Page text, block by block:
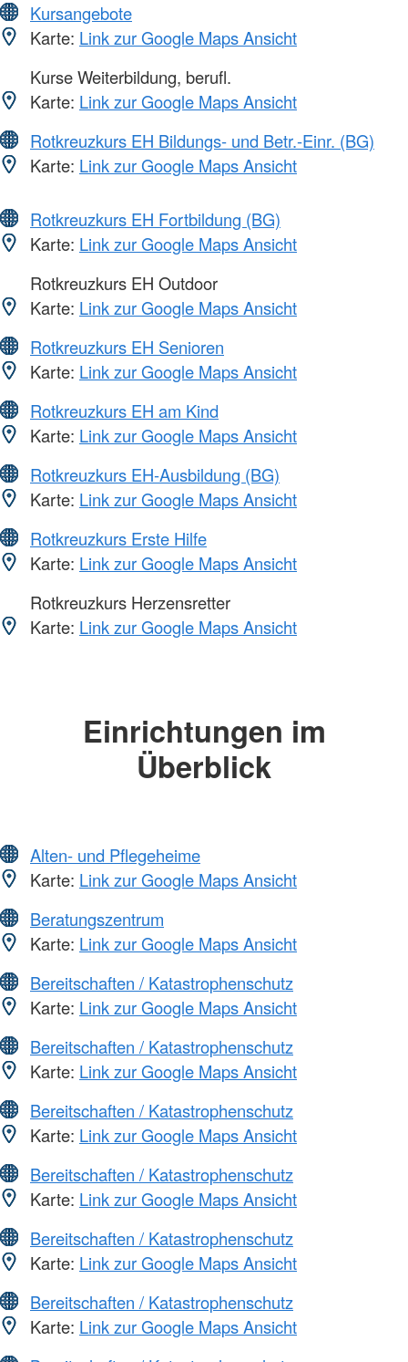
Kursangebote
Karte: Link zur Google Maps Ansicht
Kurse Weiterbildung, berufl.
Karte: Link zur Google Maps Ansicht
Rotkreuzkurs EH Bildungs- und Betr.-Einr. (BG)
Karte: Link zur Google Maps Ansicht
Rotkreuzkurs EH Fortbildung (BG)
Karte: Link zur Google Maps Ansicht
Rotkreuzkurs EH Outdoor
Karte: Link zur Google Maps Ansicht
Rotkreuzkurs EH Senioren
Karte: Link zur Google Maps Ansicht
Rotkreuzkurs EH am Kind
Karte: Link zur Google Maps Ansicht
Rotkreuzkurs EH-Ausbildung (BG)
Karte: Link zur Google Maps Ansicht
Rotkreuzkurs Erste Hilfe
Karte: Link zur Google Maps Ansicht
Rotkreuzkurs Herzensretter
Karte: Link zur Google Maps Ansicht
Einrichtungen im
Überblick
Alten- und Pflegeheime
Karte: Link zur Google Maps Ansicht
Beratungszentrum
Karte: Link zur Google Maps Ansicht
Bereitschaften / Katastrophenschutz
Karte: Link zur Google Maps Ansicht
Bereitschaften / Katastrophenschutz
Karte: Link zur Google Maps Ansicht
Bereitschaften / Katastrophenschutz
Karte: Link zur Google Maps Ansicht
Bereitschaften / Katastrophenschutz
Karte: Link zur Google Maps Ansicht
Bereitschaften / Katastrophenschutz
Karte: Link zur Google Maps Ansicht
Bereitschaften / Katastrophenschutz
Karte: Link zur Google Maps Ansicht